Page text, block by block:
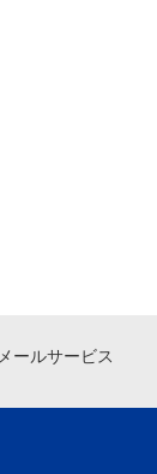
メールサービス